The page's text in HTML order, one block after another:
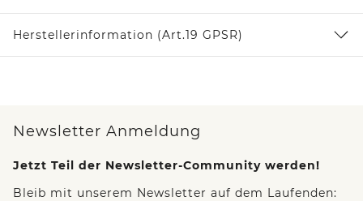
Herstellerinformation (Art.19 GPSR)
Newsletter Anmeldung
Jetzt Teil der Newsletter-Community werden!
Bleib mit unserem Newsletter auf dem Laufenden: